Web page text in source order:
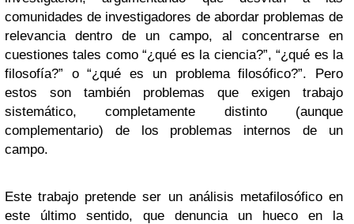
comunidades de investigadores de abordar problemas de
relevancia dentro de un campo, al concentrarse en
cuestiones tales como “¿qué es la ciencia?”, “¿qué es la
filosofía?” o “¿qué es un problema filosófico?”. Pero
estos son también problemas que exigen trabajo
sistemático, completamente distinto (aunque
complementario) de los problemas internos de un
campo.
Este trabajo pretende ser un análisis metafilosófico en
este último sentido, que denuncia un hueco en la